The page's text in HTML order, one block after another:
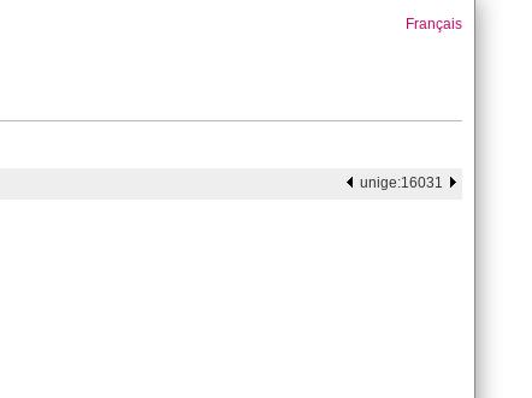
Français
unige:16031